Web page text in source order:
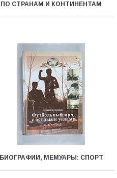
ПО СТРАНАМ И КОНТИНЕНТАМ
БИОГРАФИИ, МЕМУАРЫ: СПОРТ